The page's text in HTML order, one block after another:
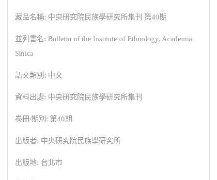
藏品名稱: 中央研究院民族學研究所集刊 第40期
並列書名: Bulletin of the Institute of Ethnology, Academia
Sinica
語文類別: 中文
資料出處: 中央研究院民族學研究所集刊
卷冊/期別: 第40期
出版者: 中央研究院民族學研究所
出版地: 台北市